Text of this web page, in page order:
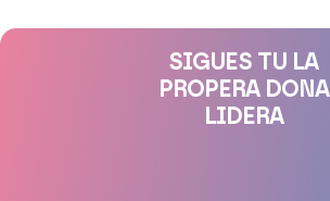
SIGUES TU LA
PROPERA DONA
LIDERA